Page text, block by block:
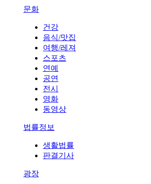
문화
건강
음식/맛집
여행/레져
스포츠
연예
공연
전시
영화
동영상
법률정보
생활법률
판결기사
광장